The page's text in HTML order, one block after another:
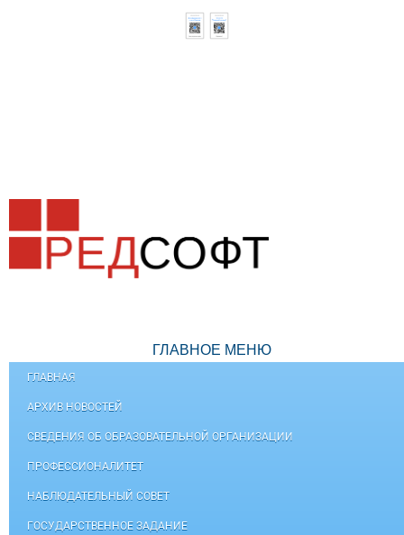
ГЛАВНОЕ МЕНЮ
ГЛАВНАЯ
АРХИВ НОВОСТЕЙ
СВЕДЕНИЯ ОБ ОБРАЗОВАТЕЛЬНОЙ ОРГАНИЗАЦИИ
ПРОФЕССИОНАЛИТЕТ
НАБЛЮДАТЕЛЬНЫЙ СОВЕТ
ГОСУДАРСТВЕННОЕ ЗАДАНИЕ